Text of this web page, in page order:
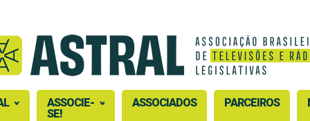
ASSOCIE-
SE!
ASSOCIADOS PARCEIROS